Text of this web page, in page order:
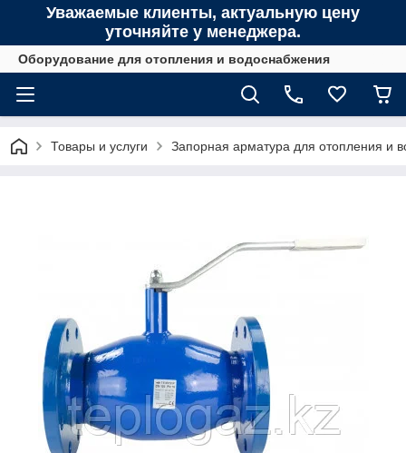
Уважаемые клиенты, актуальную цену
уточняйте у менеджера.
Оборудование для отопления и водоснабжения
Товары и услуги Запорная арматура для отопления и